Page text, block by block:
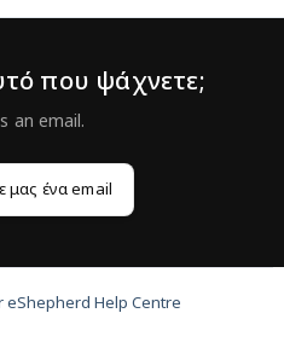
που ψάχνετε;
μας ένα email